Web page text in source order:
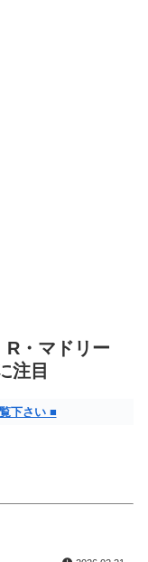
・マドリー
注目
下さい ■